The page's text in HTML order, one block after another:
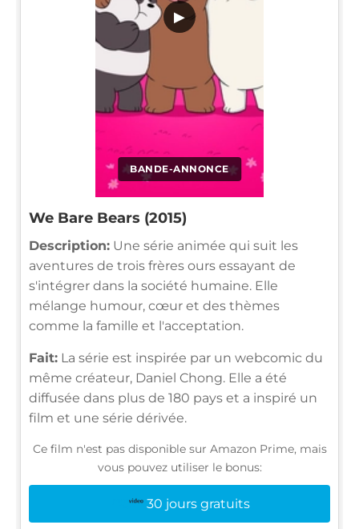
BANDE-ANNONCE
▶
We Bare Bears (2015)
Description: Une série animée qui suit les
aventures de trois frères ours essayant de
s'intégrer dans la société humaine. Elle
mélange humour, cœur et des thèmes
comme la famille et l'acceptation.
Fait: La série est inspirée par un webcomic du
même créateur, Daniel Chong. Elle a été
diffusée dans plus de 180 pays et a inspiré un
film et une série dérivée.
Ce film n'est pas disponible sur Amazon Prime, mais
vous pouvez utiliser le bonus:
30 jours gratuits